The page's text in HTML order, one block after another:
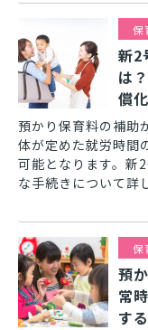
保
新2
は
償化
預かり保育料の補助
体が定めた就労時間
可能となります。新
な手続きについて詳
保
預
常
す